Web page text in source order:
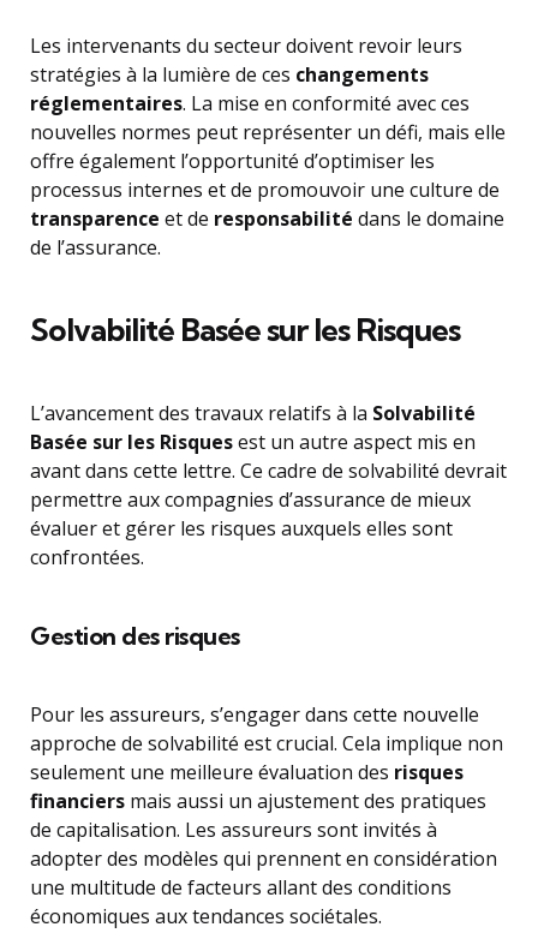
Les intervenants du secteur doivent revoir leurs
stratégies à la lumière de ces changements
réglementaires. La mise en conformité avec ces
nouvelles normes peut représenter un défi, mais elle
offre également l’opportunité d’optimiser les
processus internes et de promouvoir une culture de
transparence et de responsabilité dans le domaine
de l’assurance.
Solvabilité Basée sur les Risques
L’avancement des travaux relatifs à la Solvabilité
Basée sur les Risquesest un autre aspect mis en
avant dans cette lettre. Ce cadre de solvabilité devrait
permettre aux compagnies d’assurance de mieux
évaluer et gérer les risques auxquels elles sont
confrontées.
Gestion des risques
Pour les assureurs, s’engager dans cette nouvelle
approche de solvabilité est crucial. Cela implique non
seulement une meilleure évaluation des risques
financiers mais aussi un ajustement des pratiques
de capitalisation. Les assureurs sont invités à
adopter des modèles qui prennent en considération
une multitude de facteurs allant des conditions
économiques aux tendances sociétales.